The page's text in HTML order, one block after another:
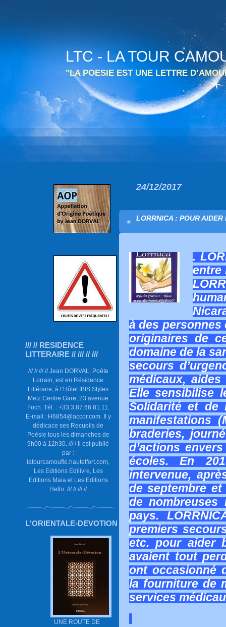
LTC - LA TOUR
"LA POESIE EST UNE LETTRE
/// // RESIDENCE
LITTERAIRE // /// // ///
/// // /// // Jean DORVAL, Poète
Lorrain, est en Résidence
Littéraire, à l’Hôtel IBIS Styles
Metz Centre Gare, 23 avenue
Foch. Tél. : +33.3.87.66.81.11.
E-mail : H6854@accor.com. Il y
dédicace ses Recueils de
Poésie tous les dimanches de
9h00 à 12h30. /// / Il est publié
par :
latourcamoufle.hautetfort.com,
Les Editions Edilivre, Les
Editions Maia et Les Editions
Hello. /// // /// //
L'ORIENTALE-DEVOTION
UNE ROUTE DE
24/12/2017
LORRNICA : POUR
.
entre
à des
originaires de
domaine de la
secours
médicaux,
Elle sensibilise
Solidarité et de
manifestations
braderies,
d’actions
écoles. En
intervenue,
de septembre
de nombreuses
pays.
premiers
etc. pour aider
avaient tout
ont occasionné
la fourniture de
services